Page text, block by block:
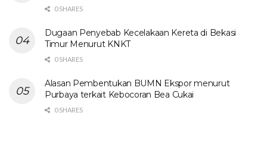
0 SHARES
Dugaan Penyebab Kecelakaan Kereta di Bekasi
Timur Menurut KNKT
0 SHARES
Alasan Pembentukan BUMN Ekspor menurut
Purbaya terkait Kebocoran Bea Cukai
0 SHARES